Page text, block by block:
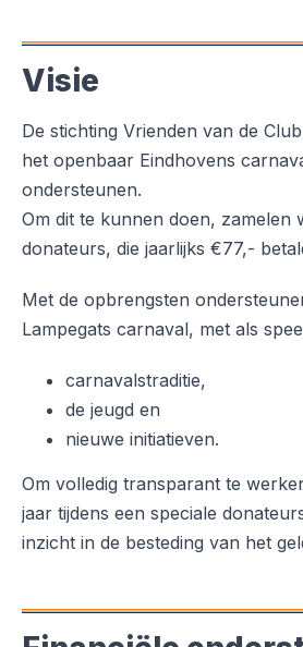
Visie
De stichting Vrienden van de
het openbaar Eindhovens
ondersteunen.
Om dit te kunnen doen, zamelen
donateurs, die jaarlijks €77,-
Met de opbrengsten
Lampegats carnaval, met als
carnavalstraditie,
de jeugd en
nieuwe initiatieven.
Om volledig transparant te
jaar tijdens een speciale
inzicht in de besteding van het